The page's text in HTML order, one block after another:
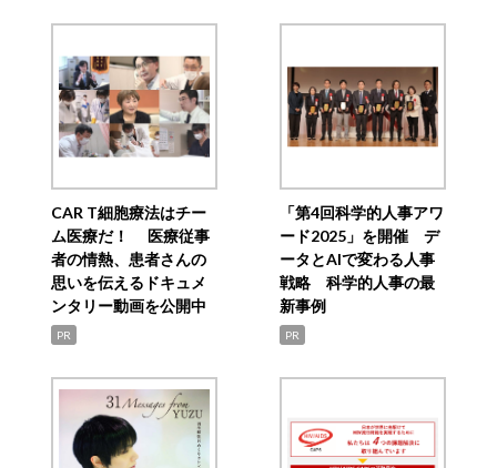
CAR T細胞療法はチー
ム医療だ！ 医療従事
者の情熱、患者さんの
思いを伝えるドキュメ
ンタリー動画を公開中
PR
「第4回科学的人事アワ
ード2025」を開催 デ
ータとAIで変わる人事
戦略 科学的人事の最
新事例
PR